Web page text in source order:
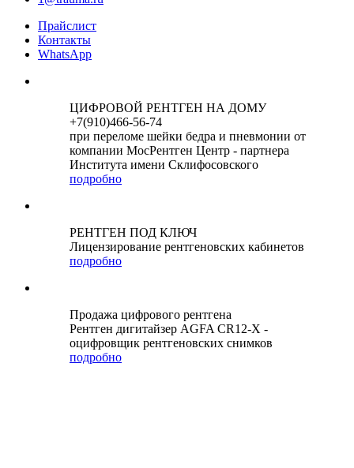
Прайслист
Контакты
WhatsApp
ЦИФРОВОЙ РЕНТГЕН НА ДОМУ
+7(910)466-56-74
при переломе шейки бедра и пневмонии от
компании МосРентген Центр - партнера
Института имени Склифосовского
подробно
РЕНТГЕН ПОД КЛЮЧ
Лицензирование рентгеновских кабинетов
подробно
Продажа цифрового рентгена
Рентген дигитайзер AGFA CR12-X -
оцифровщик рентгеновских снимков
подробно